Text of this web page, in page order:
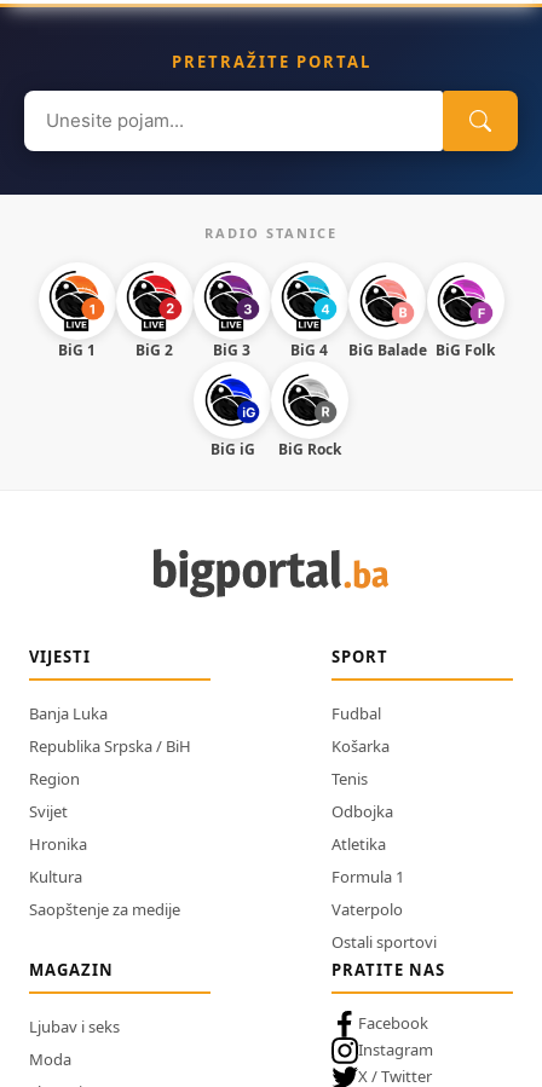
PRETRAŽITE PORTAL
Search
for:
RADIO STANICE
BiG 1 BiG 2 BiG 3 BiG 4 BiG Balade BiG Folk
BiG iG BiG Rock
VIJESTI
Banja Luka
Republika Srpska / BiH
Region
Svijet
Hronika
Kultura
Saopštenje za medije
SPORT
Fudbal
Košarka
Tenis
Odbojka
Atletika
Formula 1
Vaterpolo
Ostali sportovi
MAGAZIN
Ljubav i seks
Moda
PRATITE NAS
Facebook
Instagram
X / Twitter